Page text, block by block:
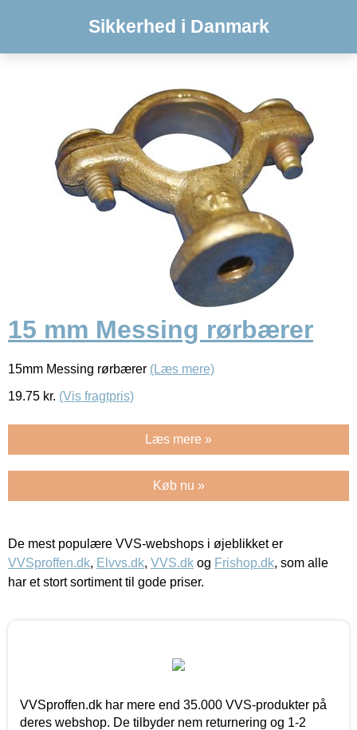
Sikkerhed i Danmark
15 mm Messing rørbærer
15mm Messing rørbærer (Læs mere)
19.75 kr. (Vis fragtpris)
Læs mere »
Køb nu »
De mest populære VVS-webshops i øjeblikket er
VVSproffen.dk, Elvvs.dk, VVS.dk og Frishop.dk, som alle
har et stort sortiment til gode priser.
VVSproffen.dk har mere end 35.000 VVS-produkter på
deres webshop. De tilbyder nem returnering og 1-2